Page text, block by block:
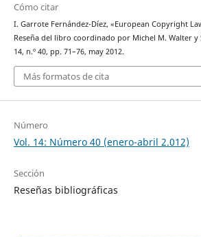
Cómo citar
I. Garrote Fernández-Díez, «European Copyright
Reseña del libro coordinado por Michel M. Walter y
14, n.º 40, pp. 71–76, may 2012.
Más formatos de cita
Número
Vol. 14: Número 40 (enero-abril 2.012)
Sección
Reseñas bibliográficas